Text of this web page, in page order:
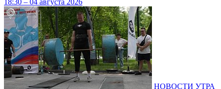
НОВОСТИ УТРА